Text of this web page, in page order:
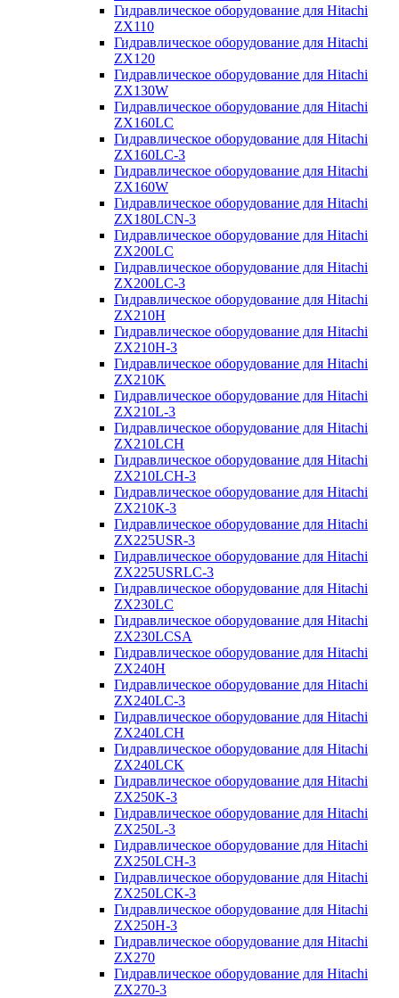
Гидравлическое оборудование для Hitachi
ZX110
Гидравлическое оборудование для Hitachi
ZX120
Гидравлическое оборудование для Hitachi
ZX130W
Гидравлическое оборудование для Hitachi
ZX160LC
Гидравлическое оборудование для Hitachi
ZX160LC-3
Гидравлическое оборудование для Hitachi
ZX160W
Гидравлическое оборудование для Hitachi
ZX180LCN-3
Гидравлическое оборудование для Hitachi
ZX200LC
Гидравлическое оборудование для Hitachi
ZX200LC-3
Гидравлическое оборудование для Hitachi
ZX210H
Гидравлическое оборудование для Hitachi
ZX210H-3
Гидравлическое оборудование для Hitachi
ZX210K
Гидравлическое оборудование для Hitachi
ZX210L-3
Гидравлическое оборудование для Hitachi
ZX210LCH
Гидравлическое оборудование для Hitachi
ZX210LCH-3
Гидравлическое оборудование для Hitachi
ZX210К-3
Гидравлическое оборудование для Hitachi
ZX225USR-3
Гидравлическое оборудование для Hitachi
ZX225USRLC-3
Гидравлическое оборудование для Hitachi
ZX230LC
Гидравлическое оборудование для Hitachi
ZX230LCSA
Гидравлическое оборудование для Hitachi
ZX240H
Гидравлическое оборудование для Hitachi
ZX240LC-3
Гидравлическое оборудование для Hitachi
ZX240LCH
Гидравлическое оборудование для Hitachi
ZX240LCK
Гидравлическое оборудование для Hitachi
ZX250K-3
Гидравлическое оборудование для Hitachi
ZX250L-3
Гидравлическое оборудование для Hitachi
ZX250LCH-3
Гидравлическое оборудование для Hitachi
ZX250LCK-3
Гидравлическое оборудование для Hitachi
ZX250Н-3
Гидравлическое оборудование для Hitachi
ZX270
Гидравлическое оборудование для Hitachi
ZX270-3